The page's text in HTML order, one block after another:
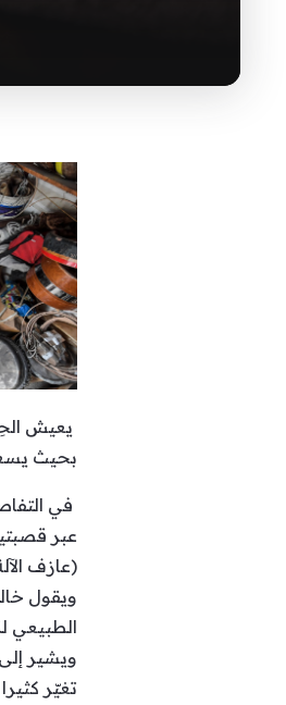
يعيش
بحيث
في
عبر
(عازف
ويقول
الطبيعي
ويشير
تغيّر